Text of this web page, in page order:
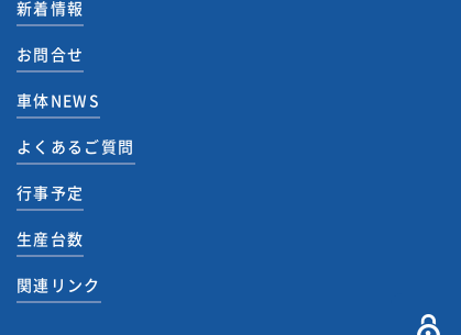
新着情報
お問合せ
車体NEWS
よくあるご質問
行事予定
生産台数
関連リンク